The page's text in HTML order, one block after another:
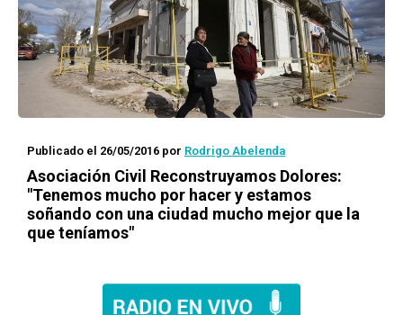
Publicado el 26/05/2016 por Rodrigo Abelenda
Asociación Civil Reconstruyamos Dolores:
"Tenemos mucho por hacer y estamos
soñando con una ciudad mucho mejor que la
que teníamos"